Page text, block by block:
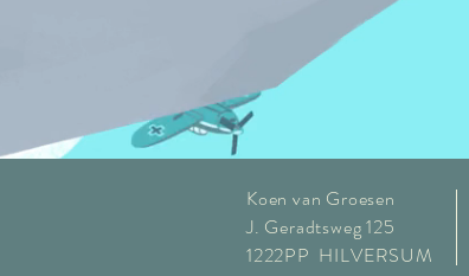
Koen van Groesen
J. Geradtsweg 125
1222PP HILVERSUM